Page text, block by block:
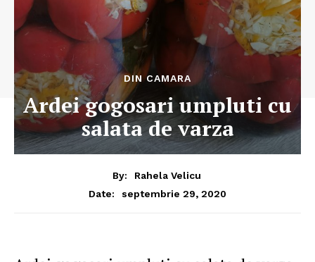
DIN CAMARA
Ardei gogosari umpluti cu
salata de varza
By:
Rahela Velicu
Date:
septembrie 29, 2020